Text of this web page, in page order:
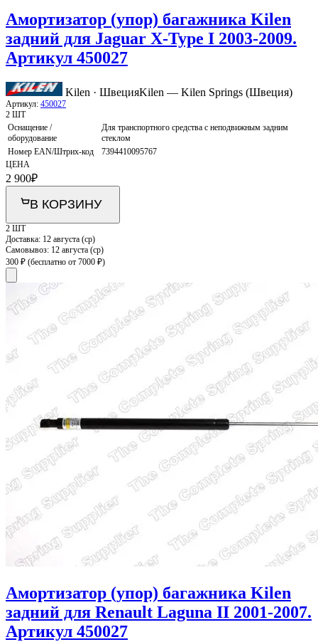
Амортизатор (упор) багажника Kilen
задний для Jaguar X-Type I 2003-2009.
Артикул 450027
Kilen · ШвецияKilen — Kilen Springs (Швеция)
Артикул: 450027
2 ШТ
Оснащение /
оборудование
Для транспортного средства с неподвижным задним
стеклом
Номер EAN/Штрих-код
7394410095767
ЦЕНА
2 900₽
В КОРЗИНУ
2 ШТ
Доставка: 12 августа (ср)
Самовывоз: 12 августа (ср)
300 ₽ (бесплатно от 7000 ₽)
Амортизатор (упор) багажника Kilen
задний для Renault Laguna II 2001-2007.
Артикул 450027